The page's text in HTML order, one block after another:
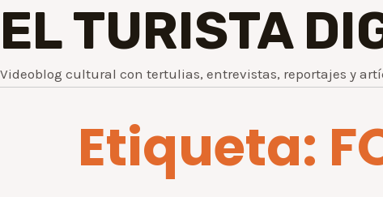
EL TURISTA
Videoblog cultural con tertulias, entrevistas, reportajes y
Etiqueta: